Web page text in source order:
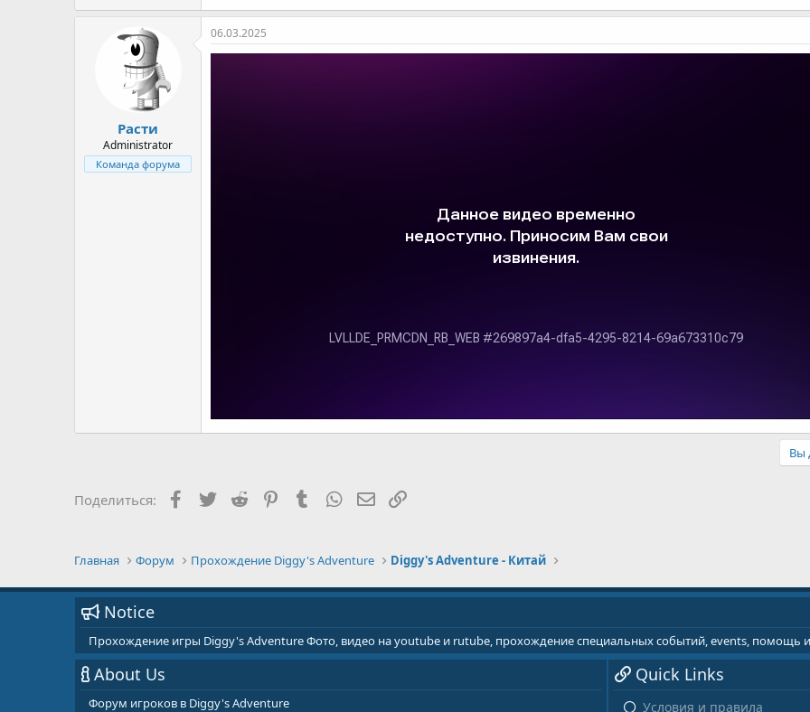
Расти
Administrator
Команда форума
06.03.2025
Вы
Поделиться: Facebook
Twitter Reddit PinterestTumblrWhatsApp
E-mail
Главная Форум Прохождение Diggy's Adventure Diggy's Adventure - Китай
Notice
Прохождение игры Diggy's Adventure Фото, видео на youtube и rutube, прохождение специальных событий, events, помощь
About Us
Форум игроков в Diggy's Adventure
Quick Links
Условия и правила